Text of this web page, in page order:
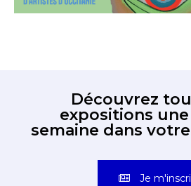
Découvrez
expositions
semaine dans
Je